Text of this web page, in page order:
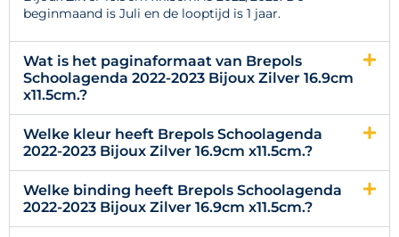
beginmaand is Juli en de looptijd is 1 jaar.
Wat is het paginaformaat van Brepols
Schoolagenda 2022-2023 Bijoux Zilver 16.9cm
x11.5cm.?
Welke kleur heeft Brepols Schoolagenda
2022-2023 Bijoux Zilver 16.9cm x11.5cm.?
Welke binding heeft Brepols Schoolagenda
2022-2023 Bijoux Zilver 16.9cm x11.5cm.?